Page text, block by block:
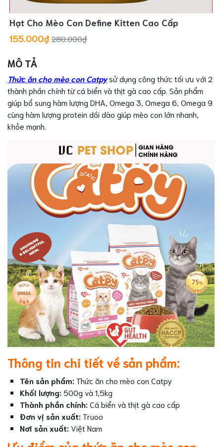
Hạt Cho Mèo Con Define Kitten Cao Cấp
155.000₫ 280.000₫
MÔ TẢ
Thức ăn cho mèo con Catpysử dụng công thức tối ưu với 2
thành phần chính từ cá biển và thịt gà cao cấp. Sản phẩm
giúp bổ sung hàm lượng DHA, Omega 3, Omega 6, Omega 9
cùng hàm lượng protein dồi dào giúp mèo con lớn nhanh,
khỏe mạnh.
Thông tin chi tiết về sản phẩm:
Tên sản phẩm: Thức ăn cho mèo con Catpy
Khối lượng: 500g và 1,5kg
Thành phần chính: Cá biển và thịt gà cao cấp
Đơn vị sản xuất: Truoo
Nơi sản xuất: Việt Nam